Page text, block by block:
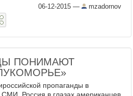
образования. Но
умеют изучать ...
06-12-2015 — mzadornov
ПОНИМАЮТ
пропаганды в